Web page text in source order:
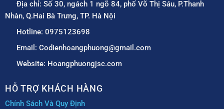
Địa chỉ: Số 30, ngách 1 ngõ 84, phố Võ Thị Sáu, P.Thanh
Nhàn, Q.Hai Bà Trưng, TP. Hà Nội
Hotline: 0975123698
Email: Codienhoangphuong@gmail.com
Website: Hoangphuongjsc.com
HỖ TRỢ KHÁCH HÀNG
Chính Sách Và Quy Định